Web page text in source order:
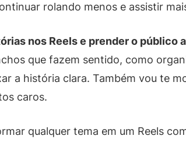
rolando menos e assistir
nos Reels e prender o público
que fazem sentido, como
a história clara. Também vou te
caros.
qualquer tema em um Reels